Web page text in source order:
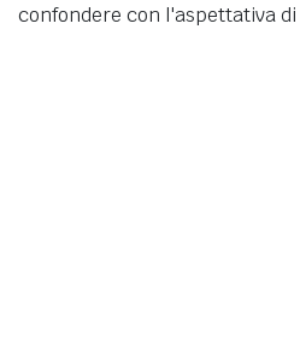
confondere con l'aspettativa